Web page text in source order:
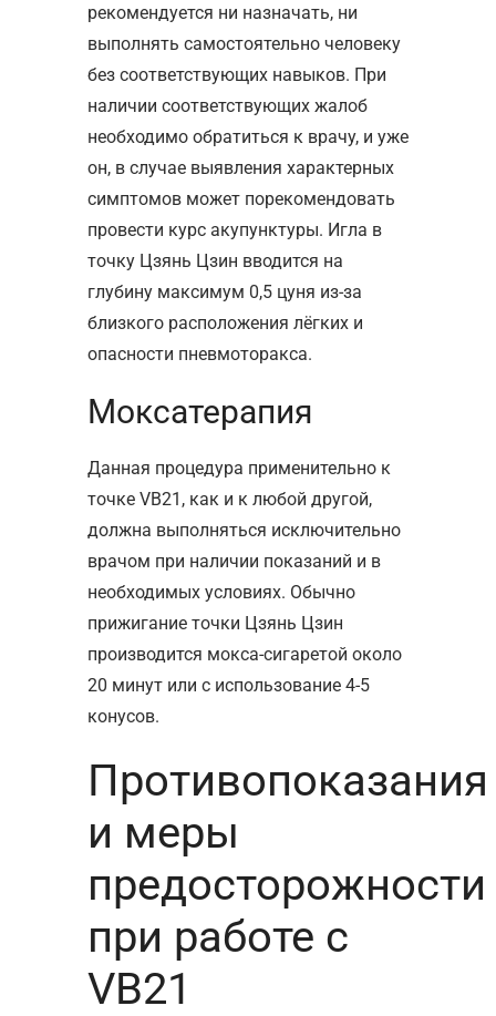
рекомендуется ни назначать, ни
выполнять самостоятельно человеку
без соответствующих навыков. При
наличии соответствующих жалоб
необходимо обратиться к врачу, и уже
он, в случае выявления характерных
симптомов может порекомендовать
провести курс акупунктуры. Игла в
точку Цзянь Цзин вводится на
глубину максимум 0,5 цуня из-за
близкого расположения лёгких и
опасности пневмоторакса.
Моксатерапия
Данная процедура применительно к
точке VB21, как и к любой другой,
должна выполняться исключительно
врачом при наличии показаний и в
необходимых условиях. Обычно
прижигание точки Цзянь Цзин
производится мокса-сигаретой около
20 минут или с использование 4-5
конусов.
Противопоказания
и меры
предосторожности
при работе с
VB21